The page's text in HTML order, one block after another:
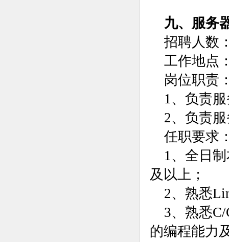
九、服务
招聘人数
工作地点
岗位职责
1、负责
2、负责
任职要求
1、全日
及以上；
2、熟悉
3、熟悉
的编程能力